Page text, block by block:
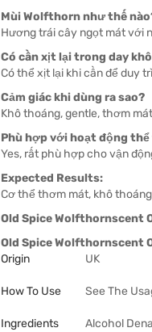
Mùi Wolfthorn như thế
Hương trái cây ngọt mát với
Có cần xịt lại trong day
Có thể xịt lại khi cần để duy
Cảm giác khi dùng ra sao?
Khô thoáng, gentle, thơm
Phù hợp với hoạt động
Yes, rất phù hợp cho vận
Expected Results:
Cơ thể thơm mát, khô
Old Spice Wolfthornscent
Old Spice Wolfthornscent
Origin
UK
How To Use See The
Ingredients
Alcohol